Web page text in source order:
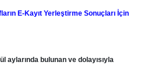
E-Kayıt Yerleştirme Sonuçları İçin
aylarında bulunan ve dolayısıyla